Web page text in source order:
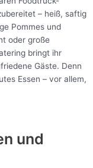
– heiß, saftig
Pommes und
oder große
bringt ihr
Gäste. Denn
Essen – vor allem,
und